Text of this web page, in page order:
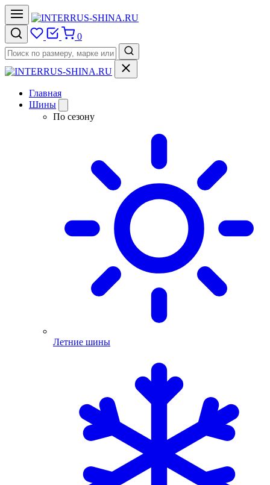
0
Главная
Шины
По сезону
Летние шины